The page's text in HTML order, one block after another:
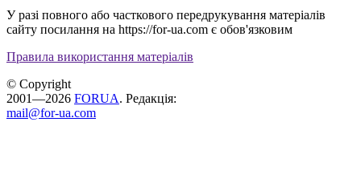
У разі повного або часткового передрукування матеріалів
сайту посилання на https://for-ua.com є обов'язковим
Правила використання матеріалів
© Copyright
2001—2026 FORUA. Редакція:
mail@for-ua.com